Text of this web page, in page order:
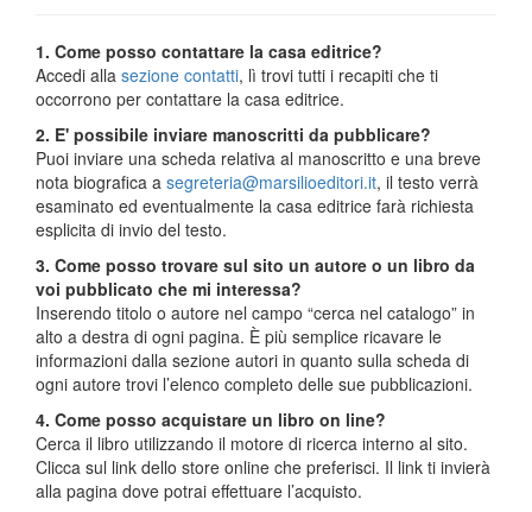
1. Come posso contattare la casa editrice?
Accedi alla sezione contatti, lì trovi tutti i recapiti che ti
occorrono per contattare la casa editrice.
2. E' possibile inviare manoscritti da pubblicare?
Puoi inviare una scheda relativa al manoscritto e una breve
nota biografica a segreteria@marsilioeditori.it, il testo verrà
esaminato ed eventualmente la casa editrice farà richiesta
esplicita di invio del testo.
3. Come posso trovare sul sito un autore o un libro da
voi pubblicato che mi interessa?
Inserendo titolo o autore nel campo “cerca nel catalogo” in
alto a destra di ogni pagina. È più semplice ricavare le
informazioni dalla sezione autori in quanto sulla scheda di
ogni autore trovi l’elenco completo delle sue pubblicazioni.
4. Come posso acquistare un libro on line?
Cerca il libro utilizzando il motore di ricerca interno al sito.
Clicca sul link dello store online che preferisci. Il link ti invierà
alla pagina dove potrai effettuare l’acquisto.